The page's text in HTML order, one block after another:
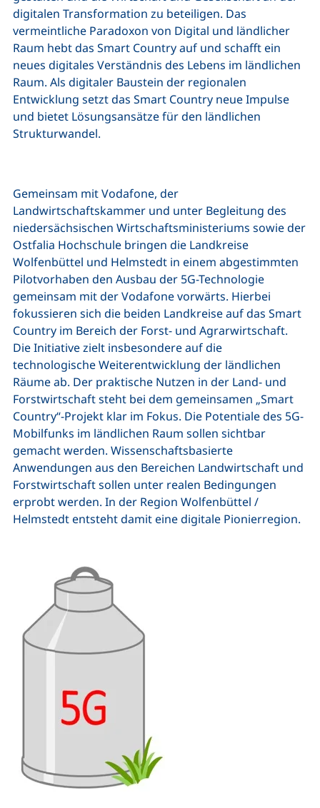
digitalen Transformation zu beteiligen. Das
vermeintliche Paradoxon von Digital und ländlicher
Raum hebt das Smart Country auf und schafft ein
neues digitales Verständnis des Lebens im ländlichen
Raum. Als digitaler Baustein der regionalen
Entwicklung setzt das Smart Country neue Impulse
und bietet Lösungsansätze für den ländlichen
Strukturwandel.
Gemeinsam mit Vodafone, der
Landwirtschaftskammer und unter Begleitung des
niedersächsischen Wirtschaftsministeriums sowie der
Ostfalia Hochschule bringen die Landkreise
Wolfenbüttel und Helmstedt in einem abgestimmten
Pilotvorhaben den Ausbau der 5G-Technologie
gemeinsam mit der Vodafone vorwärts. Hierbei
fokussieren sich die beiden Landkreise auf das Smart
Country im Bereich der Forst- und Agrarwirtschaft.
Die Initiative zielt insbesondere auf die
technologische Weiterentwicklung der ländlichen
Räume ab. Der praktische Nutzen in der Land- und
Forstwirtschaft steht bei dem gemeinsamen „Smart
Country“-Projekt klar im Fokus. Die Potentiale des 5G-
Mobilfunks im ländlichen Raum sollen sichtbar
gemacht werden. Wissenschaftsbasierte
Anwendungen aus den Bereichen Landwirtschaft und
Forstwirtschaft sollen unter realen Bedingungen
erprobt werden. In der Region Wolfenbüttel /
Helmstedt entsteht damit eine digitale Pionierregion.